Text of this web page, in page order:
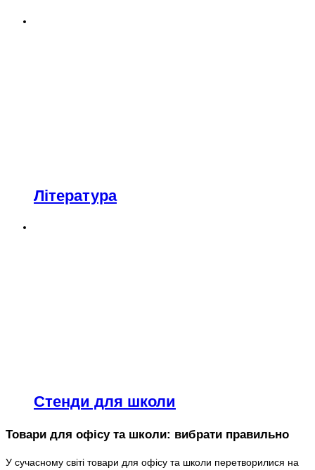
Література
Стенди для школи
Товари для офісу та школи: вибрати правильно
У сучасному світі товари для офісу та школи перетворилися на